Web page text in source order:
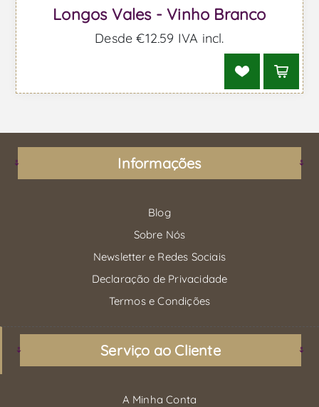
Longos Vales - Vinho Branco
Desde €12,59 IVA incl.
Informações
Blog
Sobre Nós
Newsletter e Redes Sociais
Declaração de Privacidade
Termos e Condições
Serviço ao Cliente
A Minha Conta